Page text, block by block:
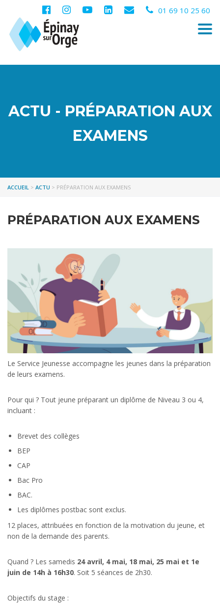
01 69 10 25 60
ACTU - PRÉPARATION AUX
EXAMENS
ACCUEIL > ACTU > PRÉPARATION AUX EXAMENS
PRÉPARATION AUX EXAMENS
Le Service Jeunesse accompagne les jeunes dans la préparation
de leurs examens.
Pour qui ? Tout jeune préparant un diplôme de Niveau 3 ou 4,
incluant :
Brevet des collèges
BEP
CAP
Bac Pro
BAC.
Les diplômes postbac sont exclus.
12 places, attribuées en fonction de la motivation du jeune, et
non de la demande des parents.
Quand ? Les samedis 24 avril, 4 mai, 18 mai, 25 mai et 1e
juin de 14h à 16h30. Soit 5 séances de 2h30.
Objectifs du stage :